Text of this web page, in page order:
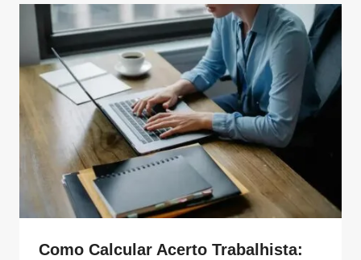
Como Calcular Acerto Trabalhista: